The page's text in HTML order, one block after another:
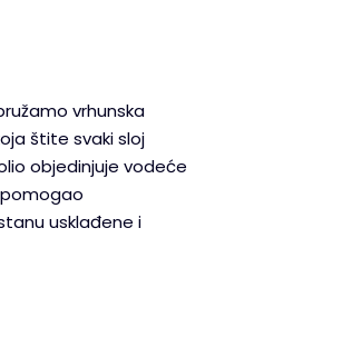
vrhunska
štite svaki sloj
objedinjuje vodeće
usklađene i